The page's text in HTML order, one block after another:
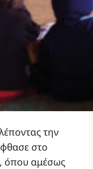
την
στο
όπου αμέσως